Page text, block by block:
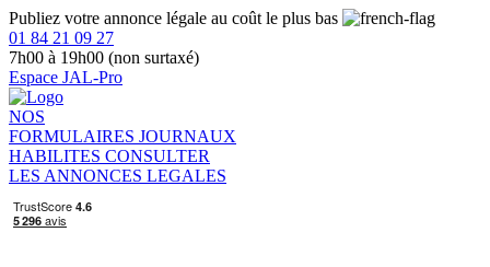
Publiez votre annonce légale au coût le plus bas
01 84 21 09 27
7h00 à 19h00 (non surtaxé)
Espace JAL-Pro
NOS
FORMULAIRES JOURNAUX
HABILITES CONSULTER
LES ANNONCES LEGALES